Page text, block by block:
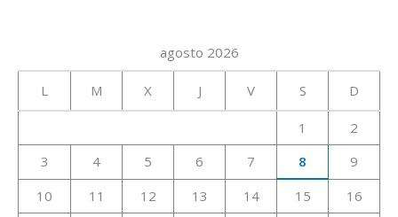
agosto 2026
L M X J V S D
1
2
3
4 5 6 7 8
9
10
11 12 13 14 15
16